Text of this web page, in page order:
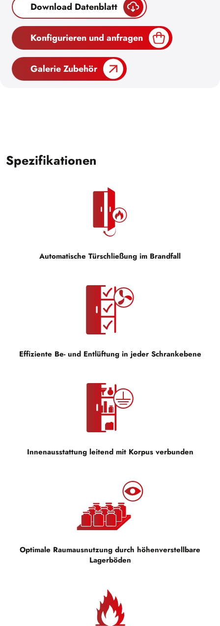
Download Datenblatt
Konfigurieren und anfragen
Galerie Zubehör
Spezifikationen
Automatische Türschließung im Brandfall
Effiziente Be- und Entlüftung in jeder Schrankebene
Innenausstattung leitend mit Korpus verbunden
Optimale Raumausnutzung durch höhenverstellbare
Lagerböden